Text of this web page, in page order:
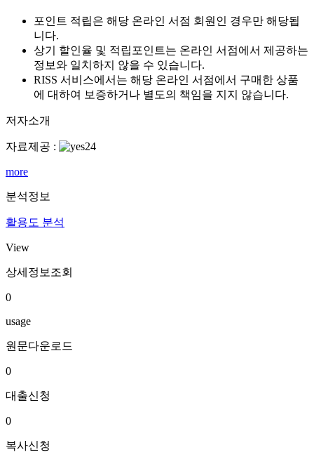
포인트 적립은 해당 온라인 서점 회원인 경우만 해당됩
니다.
상기 할인율 및 적립포인트는 온라인 서점에서 제공하는
정보와 일치하지 않을 수 있습니다.
RISS 서비스에서는 해당 온라인 서점에서 구매한 상품
에 대하여 보증하거나 별도의 책임을 지지 않습니다.
저자소개
자료제공 :
more
분석정보
활용도 분석
View
상세정보조회
0
usage
원문다운로드
0
대출신청
0
복사신청